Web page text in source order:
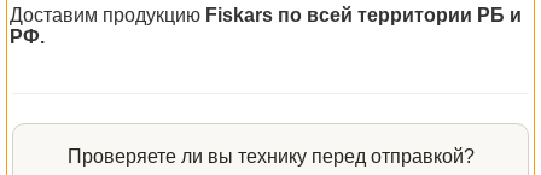
Доставим продукцию Fiskars по всей территории РБ и
РФ.
Проверяете ли вы технику перед отправкой?